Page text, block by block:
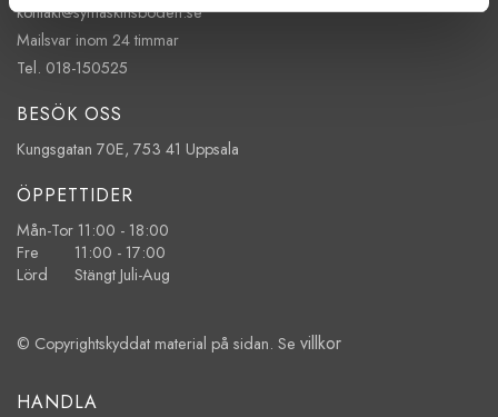
kontakt@symaskinsboden.se
Mailsvar inom 24 timmar
Tel. 018-150525
BESÖK OSS
Kungsgatan 70E, 753 41 Uppsala
ÖPPETTIDER
Mån-Tor 11:00 - 18:00
Fre 11:00 - 17:00
Lörd Stängt Juli-Aug
© Copyrightskyddat material på sidan. Se villkor
HANDLA